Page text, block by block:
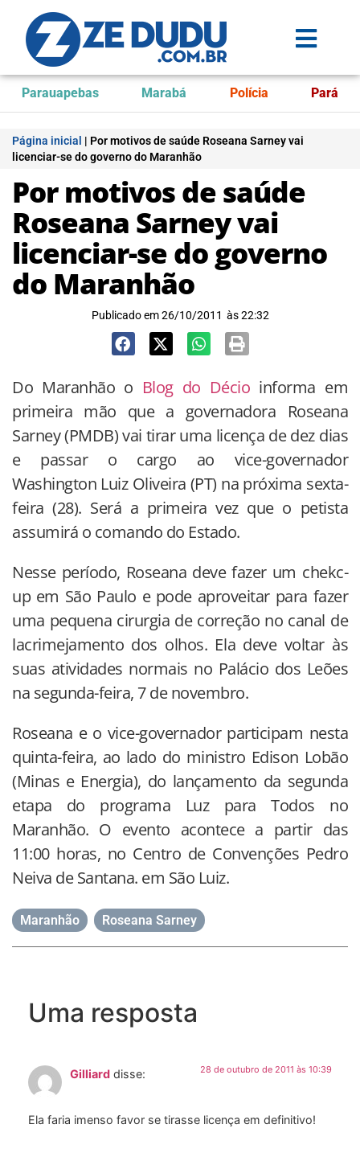
Parauapebas Marabá Polícia Pará
Página inicial | Por motivos de saúde Roseana Sarney vai
licenciar-se do governo do Maranhão
Por motivos de saúde
Roseana Sarney vai
licenciar-se do governo
do Maranhão
Publicado em 26/10/2011 às 22:32
Do Maranhão o Blog do Décio informa em
primeira mão que a governadora Roseana
Sarney (PMDB) vai tirar uma licença de dez dias
e passar o cargo ao vice-governador
Washington Luiz Oliveira (PT) na próxima sexta-
feira (28). Será a primeira vez que o petista
assumirá o comando do Estado.
Nesse período, Roseana deve fazer um chekc-
up em São Paulo e pode aproveitar para fazer
uma pequena cirurgia de correção no canal de
lacrimejamento dos olhos. Ela deve voltar às
suas atividades normais no Palácio dos Leões
na segunda-feira, 7 de novembro.
Roseana e o vice-governador participam nesta
quinta-feira, ao lado do ministro Edison Lobão
(Minas e Energia), do lançamento da segunda
etapa do programa Luz para Todos no
Maranhão. O evento acontece a partir das
11:00 horas, no Centro de Convenções Pedro
Neiva de Santana. em São Luiz.
Maranhão Roseana Sarney
Uma resposta
Gilliard disse: 28 de outubro de 2011 às 10:39
Ela faria imenso favor se tirasse licença em definitivo!